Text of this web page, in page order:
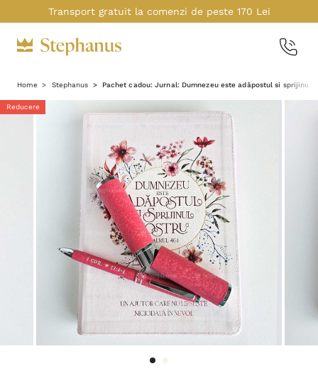
Transport gratuit la comenzi de peste 170 Lei
Home Stephanus Pachet cadou: Jurnal: Dumnezeu este adăpostul si sprijinul
Reducere